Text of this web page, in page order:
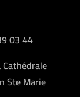
03 44
Ste Marie